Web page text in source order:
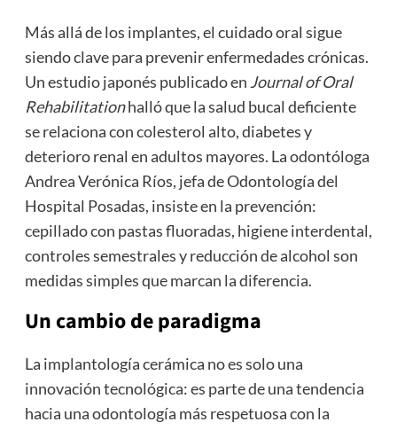
Más allá de los implantes, el cuidado oral sigue
siendo clave para prevenir enfermedades crónicas.
Un estudio japonés publicado en Journal of Oral
Rehabilitationhalló que la salud bucal deficiente
se relaciona con colesterol alto, diabetes y
deterioro renal en adultos mayores. La odontóloga
Andrea Verónica Ríos, jefa de Odontología del
Hospital Posadas, insiste en la prevención:
cepillado con pastas fluoradas, higiene interdental,
controles semestrales y reducción de alcohol son
medidas simples que marcan la diferencia.
Un cambio de paradigma
La implantología cerámica no es solo una
innovación tecnológica: es parte de una tendencia
hacia una odontología más respetuosa con la